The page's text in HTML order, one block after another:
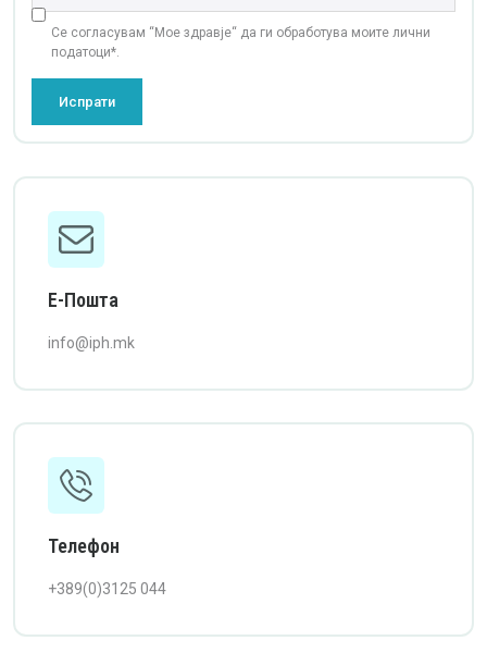
Се согласувам “Мое здравје“ да ги обработува моите лични
податоци*.
Испрати
Е-Пошта
info@iph.mk
Телефон
+389(0)3125 044